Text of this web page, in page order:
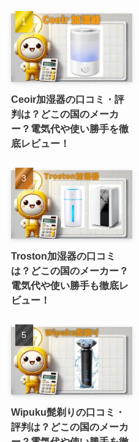
Ceoir加湿器の口コミ・評
判は？どこの国のメーカ
ー？電気代や使い勝手を徹
底レビュー！
Troston加湿器の口コミ
は？どこの国のメーカー？
電気代や使い勝手も徹底レ
ビュー！
Wipuku髭剃りの口コミ・
評判は？どこの国のメーカ